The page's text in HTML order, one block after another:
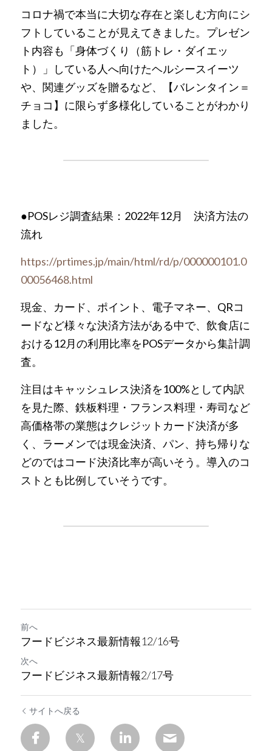
コロナ禍で本当に大切な存在と楽しむ方向にシ
フトしていることが見えてきました。プレゼン
ト内容も「身体づくり（筋トレ・ダイエッ
ト）」している人へ向けたヘルシースイーツ
や、関連グッズを贈るなど、【バレンタイン＝
チョコ】に限らず多様化していることがわかり
ました。
●POSレジ調査結果：2022年12月　決済方法の
流れ
https://prtimes.jp/main/html/rd/p/000000101.0
00056468.html
現金、カード、ポイント、電子マネー、QRコ
ードなど様々な決済方法がある中で、飲食店に
おける12月の利用比率をPOSデータから集計調
査。
注目はキャッシュレス決済を100%として内訳
を見た際、鉄板料理・フランス料理・寿司など
高価格帯の業態はクレジットカード決済が多
く、ラーメンでは現金決済、パン、持ち帰りな
どのではコード決済比率が高いそう。導入のコ
ストとも比例していそうです。
前へ
フードビジネス最新情報12/16号
次へ
フードビジネス最新情報2/17号
サイトへ戻る